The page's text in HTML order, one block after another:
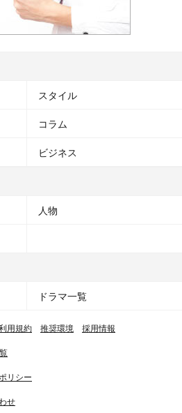
スタイル
コラム
ビジネス
人物
ドラマ一覧
用規約 推奨環境 採用情報
リシー
せ